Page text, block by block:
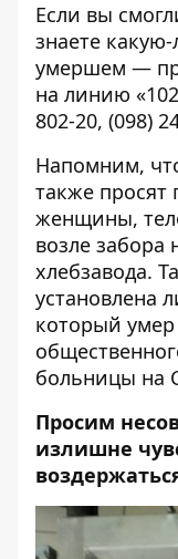
Если вы
знаете
умершем —
на линию
802-20, (098)
Напомним,
также
женщины,
возле
хлебзавода.
установлена
который
больницы на
Просим
излишне